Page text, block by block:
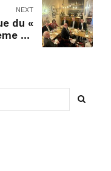
NEXT
du «
de